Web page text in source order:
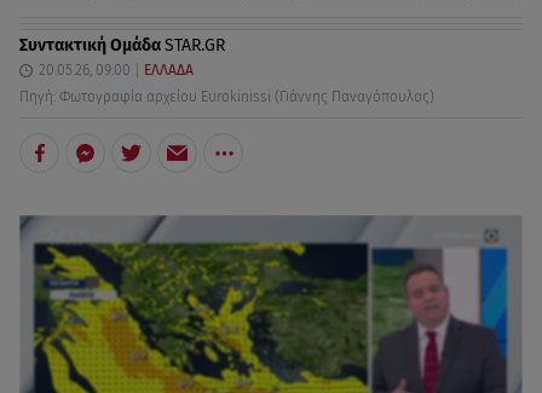
Συντακτική ΟμάδαSTAR.GR
20.05.26, 09:00
ΕΛΛΑΔΑ
Πηγή: Φωτογραφία αρχείου Eurokinissi (Γιάννης Παναγόπουλος)